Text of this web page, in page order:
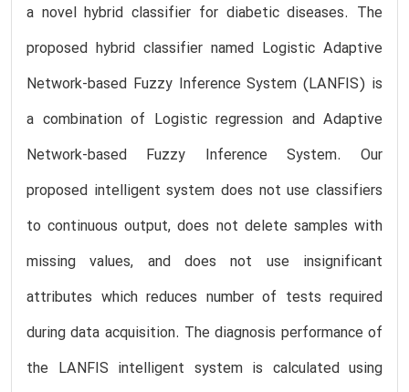
a novel hybrid classifier for diabetic diseases. The
proposed hybrid classifier named Logistic Adaptive
Network-based Fuzzy Inference System (LANFIS) is
a combination of Logistic regression and Adaptive
Network-based Fuzzy Inference System. Our
proposed intelligent system does not use classifiers
to continuous output, does not delete samples with
missing values, and does not use insignificant
attributes which reduces number of tests required
during data acquisition. The diagnosis performance of
the LANFIS intelligent system is calculated using